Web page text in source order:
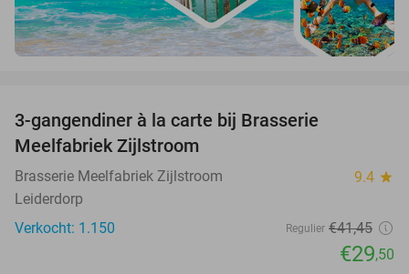
3-gangendiner à la carte bij Brasserie
Meelfabriek Zijlstroom
Brasserie Meelfabriek Zijlstroom 9.4 star
Leiderdorp
Verkocht: 1.150
Regulier €41,45
€29,50